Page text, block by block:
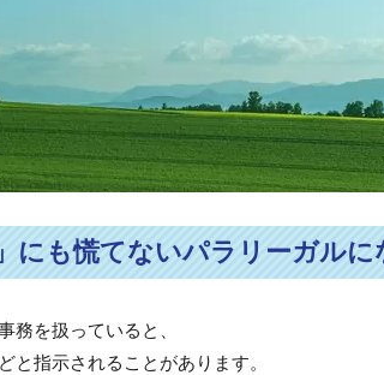
にも慌てないパラリーガルに
務を扱っていると、
と指示されることがあります。